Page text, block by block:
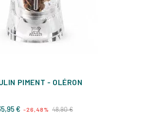
PIMENT - OLÉRON
€ Prix
-26,48% 48,90 €Prix